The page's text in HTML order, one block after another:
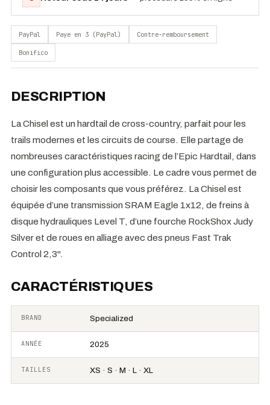
PayPal Paye en 3 (PayPal) Contre-remboursement
Bonifico
DESCRIPTION
La Chisel est un hardtail de cross-country, parfait pour les
trails modernes et les circuits de course. Elle partage de
nombreuses caractéristiques racing de l’Epic Hardtail, dans
une configuration plus accessible. Le cadre vous permet de
choisir les composants que vous préférez. La Chisel est
équipée d’une transmission SRAM Eagle 1x12, de freins à
disque hydrauliques Level T, d’une fourche RockShox Judy
Silver et de roues en alliage avec des pneus Fast Trak
Control 2,3".
CARACTÉRISTIQUES
BRAND Specialized
ANNÉE 2025
TAILLES XS · S · M · L · XL